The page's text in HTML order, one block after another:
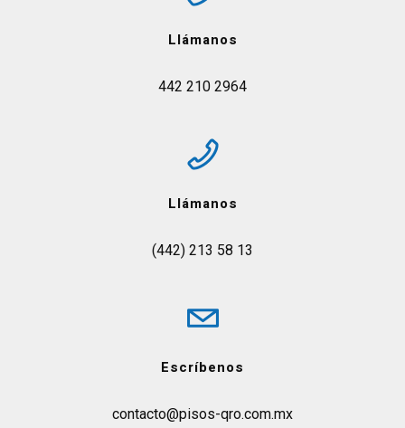
Llámanos
442 210 2964
Llámanos
(442) 213 58 13
Escríbenos
contacto@pisos-qro.com.mx